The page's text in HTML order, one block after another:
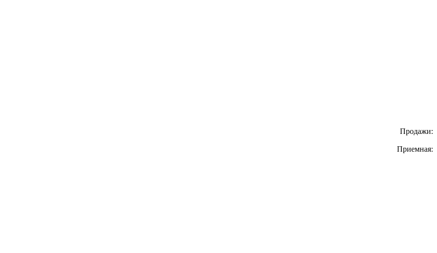
Продажи:
Приемная: